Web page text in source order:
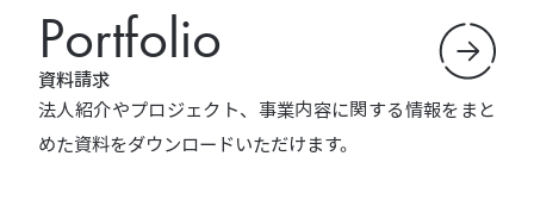
Portfolio
資料請求
法人紹介やプロジェクト、事業内容に関する情報をまと
めた資料をダウンロードいただけます。